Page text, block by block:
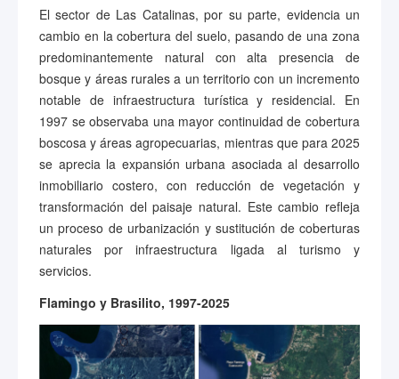
El sector de Las Catalinas, por su parte, evidencia un
cambio en la cobertura del suelo, pasando de una zona
predominantemente natural con alta presencia de
bosque y áreas rurales a un territorio con un incremento
notable de infraestructura turística y residencial. En
1997 se observaba una mayor continuidad de cobertura
boscosa y áreas agropecuarias, mientras que para 2025
se aprecia la expansión urbana asociada al desarrollo
inmobiliario costero, con reducción de vegetación y
transformación del paisaje natural. Este cambio refleja
un proceso de urbanización y sustitución de coberturas
naturales por infraestructura ligada al turismo y
servicios.
Flamingo y Brasilito, 1997-2025